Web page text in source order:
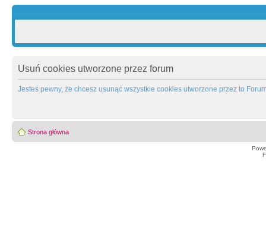
Usuń cookies utworzone przez forum
Jesteś pewny, że chcesz usunąć wszystkie cookies utworzone przez to
Strona główna